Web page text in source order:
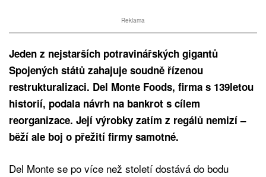
Reklama
Jeden z nejstarších potravinářských gigantů
Spojených států zahajuje soudně řízenou
restrukturalizaci. Del Monte Foods, firma s 139letou
historií, podala návrh na bankrot s cílem
reorganizace. Její výrobky zatím z regálů nemizí –
běží ale boj o přežití firmy samotné.
Del Monte se po více než století dostává do bodu